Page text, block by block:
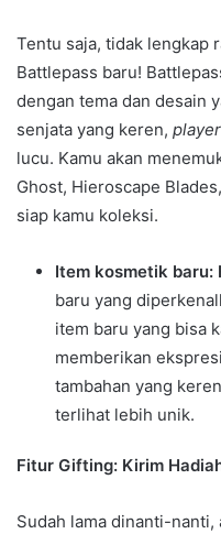
Tentu saja, tidak lengkap
Battlepass baru!
dengan tema dan desain
senjata yang keren,
lucu. Kamu akan
Ghost, Hieroscape
siap kamu koleksi.
Item kosmetik baru:
baru yang
item baru yang bisa
memberikan
tambahan yang
terlihat lebih unik.
Fitur Gifting: Kirim
Sudah lama dinanti-